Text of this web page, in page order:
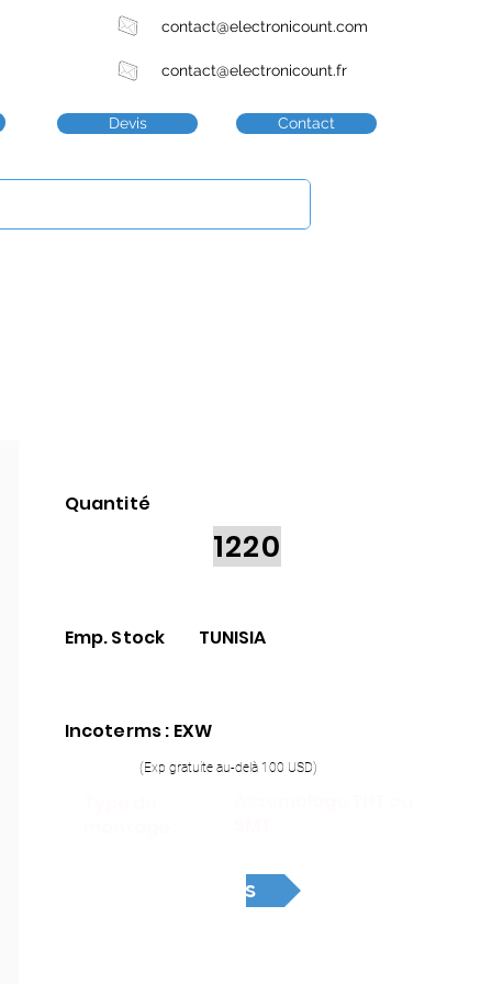
contact@electronicount.com
contact@electronicount.fr
Devis Contact
Quantité
1220
Emp. Stock TUNISIA
Incoterms : EXW
(Exp gratuite au-delà 100 USD)
Devis